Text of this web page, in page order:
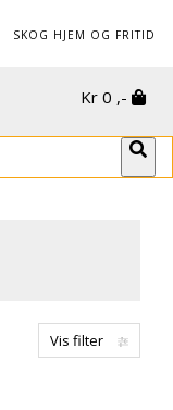
SKOG HJEM OG FRITID
Kr 0 ,-
Vis filter